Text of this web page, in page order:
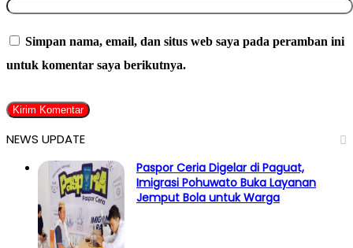
Simpan nama, email, dan situs web saya pada peramban ini
untuk komentar saya berikutnya.
NEWS UPDATE
Paspor Ceria Digelar di Paguat,
Imigrasi Pohuwato Buka Layanan
Jemput Bola untuk Warga